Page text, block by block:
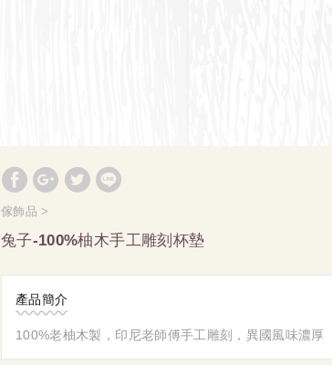
傢飾品
兔子-100%柚木手工雕刻杯墊
產品簡介
100%老柚木製，印尼老師傅手工雕刻，異國風味濃厚